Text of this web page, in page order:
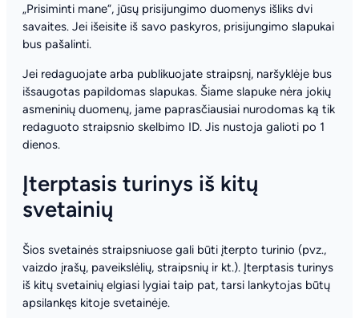
„Prisiminti mane“, jūsų prisijungimo duomenys išliks dvi
savaites. Jei išeisite iš savo paskyros, prisijungimo slapukai
bus pašalinti.
Jei redaguojate arba publikuojate straipsnį, naršyklėje bus
išsaugotas papildomas slapukas. Šiame slapuke nėra jokių
asmeninių duomenų, jame paprasčiausiai nurodomas ką tik
redaguoto straipsnio skelbimo ID. Jis nustoja galioti po 1
dienos.
Įterptasis turinys iš kitų
svetainių
Šios svetainės straipsniuose gali būti įterpto turinio (pvz.,
vaizdo įrašų, paveikslėlių, straipsnių ir kt.). Įterptasis turinys
iš kitų svetainių elgiasi lygiai taip pat, tarsi lankytojas būtų
apsilankęs kitoje svetainėje.